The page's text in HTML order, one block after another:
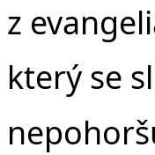
z
který se